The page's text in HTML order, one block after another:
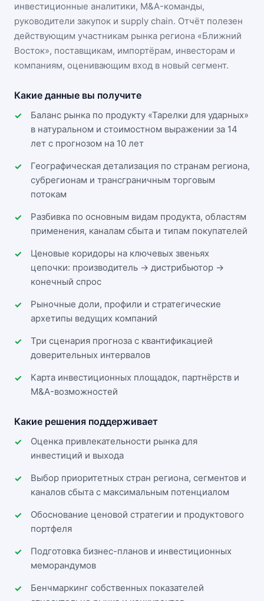
инвестиционные аналитики, M&A-команды,
руководители закупок и supply chain. Отчёт полезен
действующим участникам рынка региона «Ближний
Восток», поставщикам, импортёрам, инвесторам и
компаниям, оценивающим вход в новый сегмент.
Какие данные вы получите
Баланс рынка по продукту «Тарелки для ударных»
в натуральном и стоимостном выражении за 14
лет с прогнозом на 10 лет
Географическая детализация по странам региона,
субрегионам и трансграничным торговым
потокам
Разбивка по основным видам продукта, областям
применения, каналам сбыта и типам покупателей
Ценовые коридоры на ключевых звеньях
цепочки: производитель → дистрибьютор →
конечный спрос
Рыночные доли, профили и стратегические
архетипы ведущих компаний
Три сценария прогноза с квантификацией
доверительных интервалов
Карта инвестиционных площадок, партнёрств и
M&A-возможностей
Какие решения поддерживает
Оценка привлекательности рынка для
инвестиций и выхода
Выбор приоритетных стран региона, сегментов и
каналов сбыта с максимальным потенциалом
Обоснование ценовой стратегии и продуктового
портфеля
Подготовка бизнес-планов и инвестиционных
меморандумов
Бенчмаркинг собственных показателей